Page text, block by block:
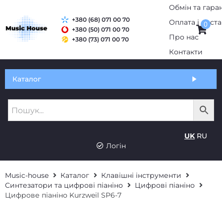
Обмін та гарантія
Про нас
+380 (50) 071 00 70
+380 (73) 071 00 70
0
RU
Логін
Клавішні інструменти
Синтезатори та цифрові піаніно
Цифрові піаніно
Цифрове піаніно Kurzweil SP6-7